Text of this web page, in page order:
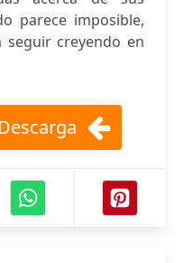
parece imposible,
seguir creyendo en